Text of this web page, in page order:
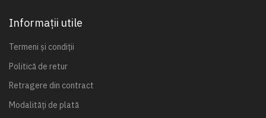
Informații utile
Termeni și condiții
Politică de retur
Retragere din contract
Modalități de plată